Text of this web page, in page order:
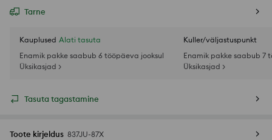
Tarne
Kauplused Alati tasuta
Enamik pakke saabub 6 tööpäeva jooksul
Üksikasjad >
Kuller/väljastuspunkt
Enamik pakke saabub 7
Üksikasjad >
Tasuta tagastamine
Toote kirjeldus 837JU-87X